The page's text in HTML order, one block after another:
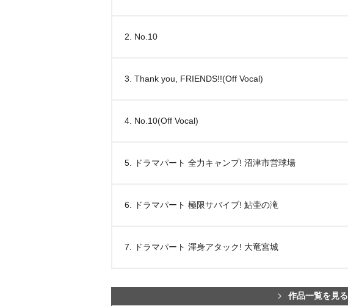
2. No.10
3. Thank you, FRIENDS!!(Off Vocal)
4. No.10(Off Vocal)
5. ドラマパート 全力キャンプ! 沼津市営球場
6. ドラマパート 極限サバイブ! 鮎壷の滝
7. ドラマパート 渾身アタック! 大竜宮城
作品一覧を見る